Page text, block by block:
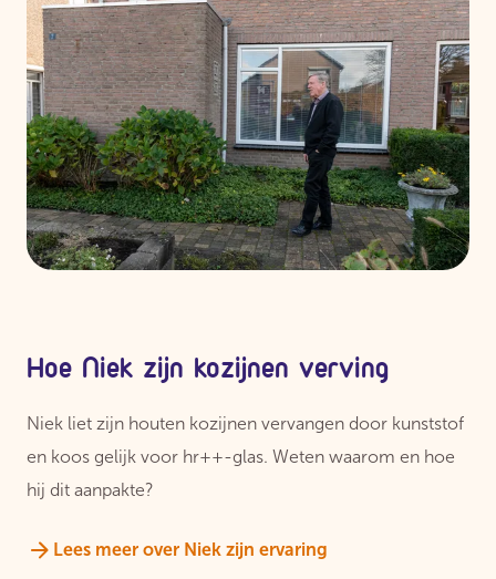
Hoe Niek zijn kozijnen verving
Niek liet zijn houten kozijnen vervangen door kunststof
en koos gelijk voor hr++-glas. Weten waarom en hoe
hij dit aanpakte?
Lees meer over Niek zijn ervaring